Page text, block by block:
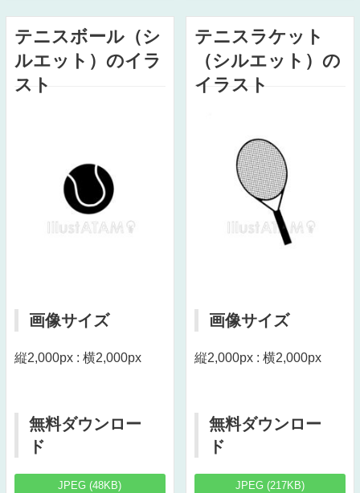
テニスボール（シ
ルエット）のイラ
スト
画像サイズ
縦2,000px : 横2,000px
無料ダウンロー
ド
JPEG (48KB)
テニスラケット
（シルエット）の
イラスト
画像サイズ
縦2,000px : 横2,000px
無料ダウンロー
ド
JPEG (217KB)